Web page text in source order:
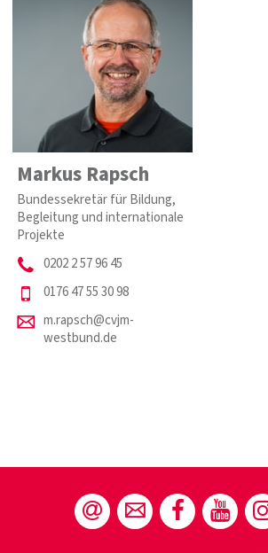
Markus Rapsch
Bundessekretär für Bildung,
Begleitung und internationale
Projekte
0202 2 57 96 45
0176 47 55 30 98
m.rapsch@cvjm-
westbund.de